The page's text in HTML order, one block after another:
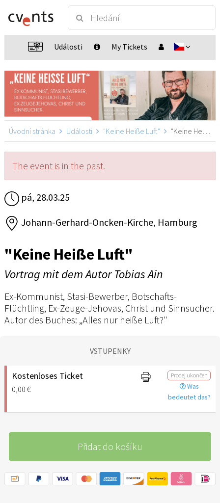
Události My Tickets
Úvodní stránka Události "Keine Heiße Luft" "Keine Heiße Luft", Hamburg
The event is in the past.
pá, 28.03.25
Johann-Gerhard-Oncken-Kirche, Hamburg
"Keine Heiße Luft"
Vortrag mit dem Autor Tobias Ain
Ex-Kommunist, Stasi-Bewerber, Botschafts-
Flüchtling, Ex-Zeuge-Jehovas, Christ und Sinnsucher.
Autor des Buches: „Alles nur heiße Luft?"
VSTUPENKY
Kostenloses Ticket
0,00 €
Prodej ukončen
Was
bedeutet das?
Přidat do košíku